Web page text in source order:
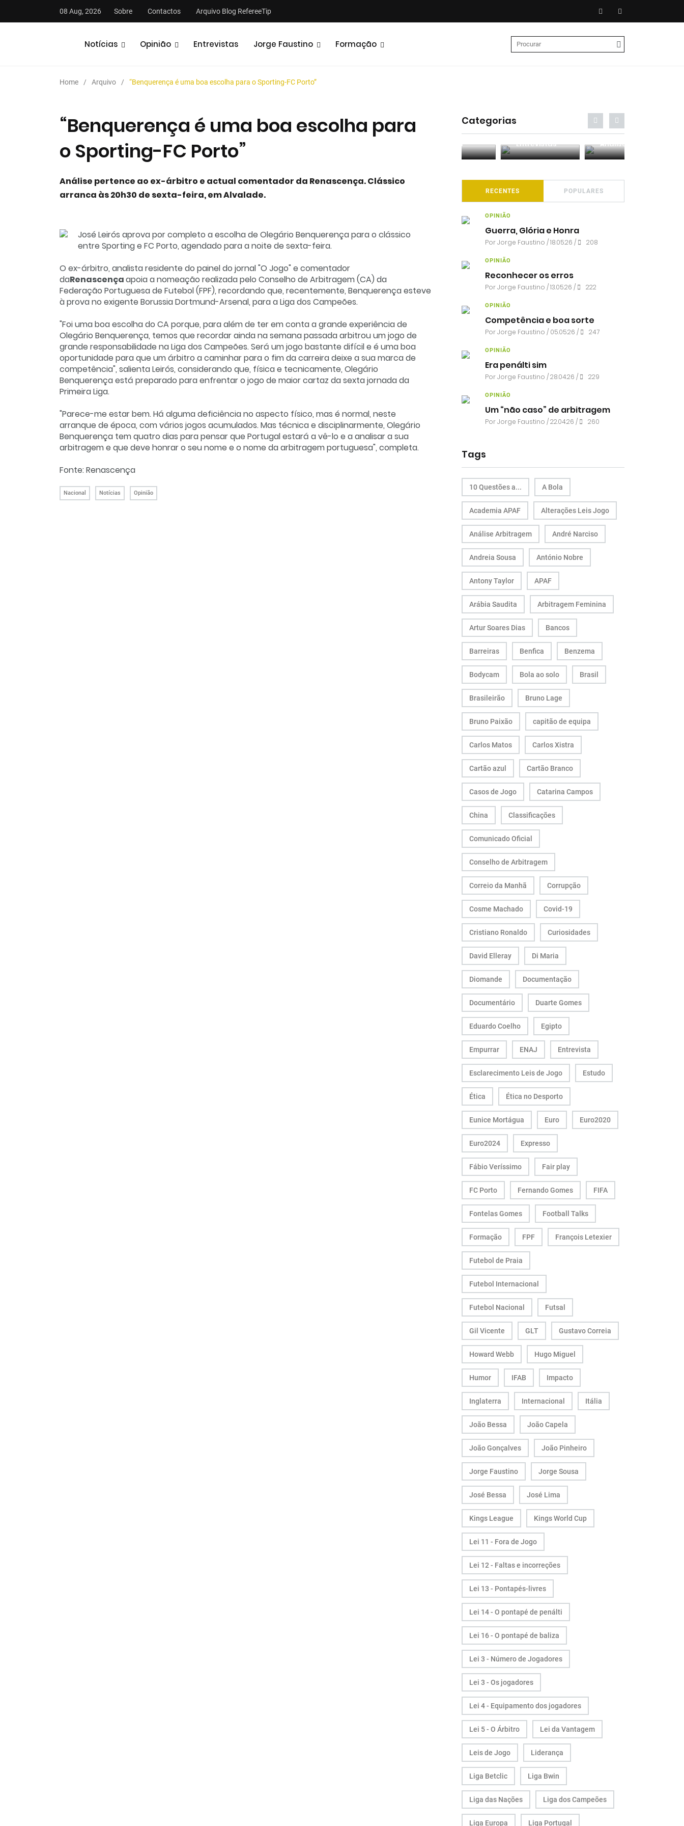
08 Aug, 2026 Sobre Contactos Arquivo Blog RefereeTip
Notícias Opinião Entrevistas Jorge Faustino Formação
Home Arquivo “Benquerença é uma boa escolha para o Sporting-FC Porto”
“Benquerença é uma boa escolha para
o Sporting-FC Porto”
Análise pertence ao ex-árbitro e actual comentador da Renascença. Clássico
arranca às 20h30 de sexta-feira, em Alvalade.
José Leirós aprova por completo a escolha de Olegário Benquerença para o clássico
entre Sporting e FC Porto, agendado para a noite de sexta-feira.
O ex-árbitro, analista residente do painel do jornal "O Jogo" e comentador
daRenascençaapoia a nomeação realizada pelo Conselho de Arbitragem (CA) da
Federação Portuguesa de Futebol (FPF), recordando que, recentemente, Benquerença esteve
à prova no exigente Borussia Dortmund-Arsenal, para a Liga dos Campeões.
"Foi uma boa escolha do CA porque, para além de ter em conta a grande experiência de
Olegário Benquerença, temos que recordar ainda na semana passada arbitrou um jogo de
grande responsabilidade na Liga dos Campeões. Será um jogo bastante difícil e é uma boa
oportunidade para que um árbitro a caminhar para o fim da carreira deixe a sua marca de
competência", salienta Leirós, considerando que, física e tecnicamente, Olegário
Benquerença está preparado para enfrentar o jogo de maior cartaz da sexta jornada da
Primeira Liga.
"Parece-me estar bem. Há alguma deficiência no aspecto físico, mas é normal, neste
arranque de época, com vários jogos acumulados. Mas técnica e disciplinarmente, Olegário
Benquerença tem quatro dias para pensar que Portugal estará a vê-lo e a analisar a sua
arbitragem e que deve honrar o seu nome e o nome da arbitragem portuguesa", completa.
Fonte: Renascença
Nacional Notícias Opinião
Categorias
Análises Podcasts Entrevistas Análises
RECENTES POPULARES
OPINIÃO
Guerra, Glória e Honra
PorJorge Faustino / 18.05.26 / 208
OPINIÃO
Reconhecer os erros
PorJorge Faustino / 13.05.26 / 222
OPINIÃO
Competência e boa sorte
PorJorge Faustino / 05.05.26 / 247
OPINIÃO
Era penálti sim
PorJorge Faustino / 28.04.26 / 229
OPINIÃO
Um “não caso” de arbitragem
PorJorge Faustino / 22.04.26 / 260
Tags
10 Questões a... A Bola
Academia APAF Alterações Leis Jogo
Análise Arbitragem André Narciso
Andreia Sousa António Nobre
Antony Taylor APAF
Arábia Saudita Arbitragem Feminina
Artur Soares Dias Bancos
Barreiras Benfica Benzema
Bodycam Bola ao solo Brasil
Brasileirão Bruno Lage
Bruno Paixão capitão de equipa
Carlos Matos Carlos Xistra
Cartão azul Cartão Branco
Casos de Jogo Catarina Campos
China Classificações
Comunicado Oficial
Conselho de Arbitragem
Correio da Manhã Corrupção
Cosme Machado Covid-19
Cristiano Ronaldo Curiosidades
David Elleray Di Maria
Diomande Documentação
Documentário Duarte Gomes
Eduardo Coelho Egipto
Empurrar ENAJ Entrevista
Esclarecimento Leis de Jogo Estudo
Ética Ética no Desporto
Eunice Mortágua Euro Euro2020
Euro2024 Expresso
Fábio Veríssimo Fair play
FC Porto Fernando Gomes FIFA
Fontelas Gomes Football Talks
Formação FPF François Letexier
Futebol de Praia
Futebol Internacional
Futebol Nacional Futsal
Gil Vicente GLT Gustavo Correia
Howard Webb Hugo Miguel
Humor IFAB Impacto
Inglaterra Internacional Itália
João Bessa João Capela
João Gonçalves João Pinheiro
Jorge Faustino Jorge Sousa
José Bessa José Lima
Kings League Kings World Cup
Lei 11 - Fora de Jogo
Lei 12 - Faltas e incorreções
Lei 13 - Pontapés-livres
Lei 14 - O pontapé de penálti
Lei 16 - O pontapé de baliza
Lei 3 - Número de Jogadores
Lei 3 - Os jogadores
Lei 4 - Equipamento dos jogadores
Lei 5 - O Árbitro Lei da Vantagem
Leis de Jogo Liderança
Liga Betclic Liga Bwin
Liga das Nações Liga dos Campeões
Liga Europa Liga Portugal